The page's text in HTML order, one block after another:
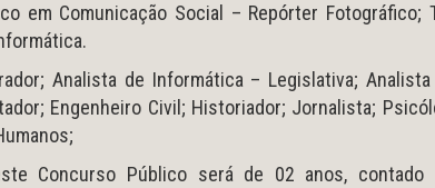
em Comunicação Social – Repórter Fotográfico;
Analista de Informática – Legislativa;
Engenheiro Civil; Historiador; Jornalista;
Concurso Público será de 02 anos,